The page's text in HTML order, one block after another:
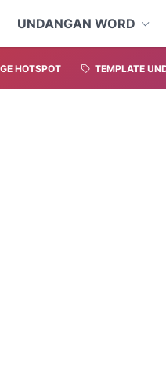
UNDANGAN WORD
HOTSPOT TEMPLATE